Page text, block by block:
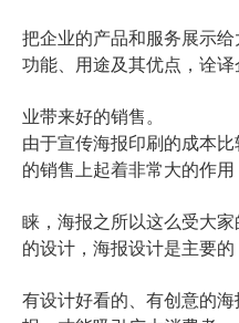
把企业的产品和服务展示
功能、用途及其优点，诠
业带来好的销售。
由于宣传海报印刷的成本
的销售上起着非常大的作
睐，海报之所以这么受大
的设计，海报设计是主要
有设计好看的、有创意的